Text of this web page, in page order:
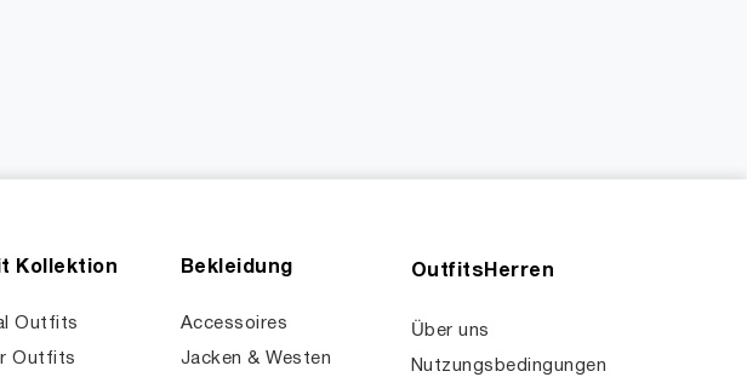
Kollektion
Outfits
Outfits
Bekleidung
Accessoires
Jacken & Westen
OutfitsHerren
Über uns
Nutzungsbedingungen